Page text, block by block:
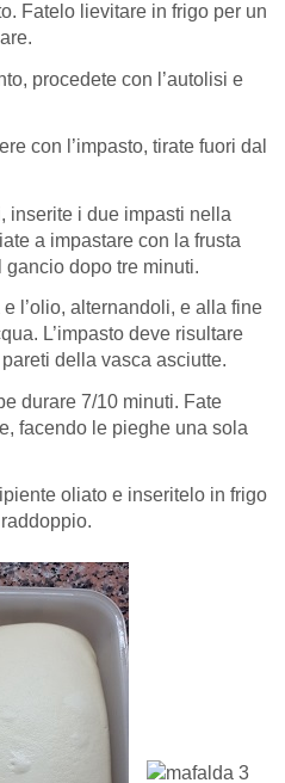
Fatelo lievitare in frigo per un
procedete con l’autolisi e
con l’impasto, tirate fuori dal
inserite i due impasti nella
a impastare con la frusta
gancio dopo tre minuti.
e l’olio, alternandoli, e alla fine
L’impasto deve risultare
della vasca asciutte.
durare 7/10 minuti. Fate
facendo le pieghe una sola
oliato e inseritelo in frigo